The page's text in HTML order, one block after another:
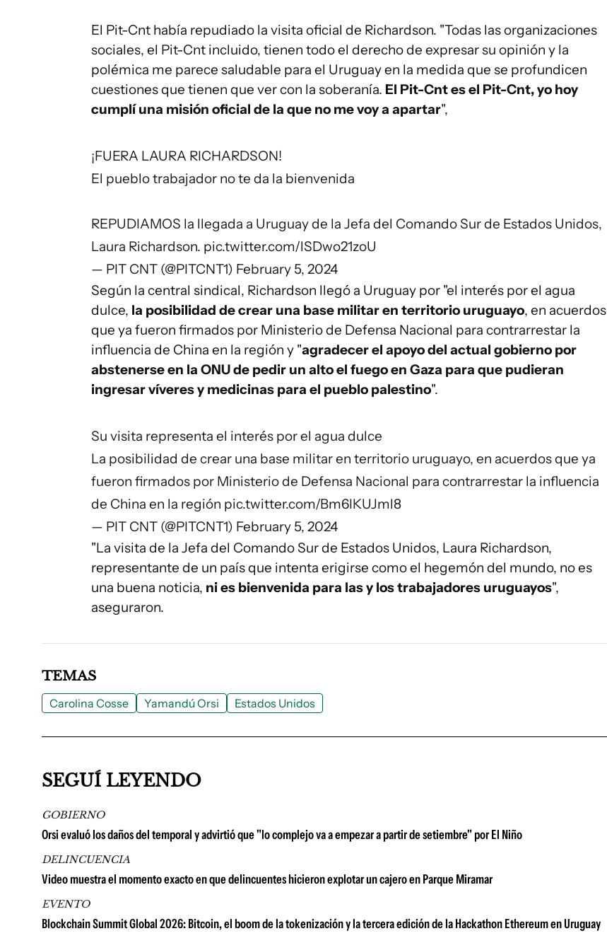
El Pit-Cnt había repudiado la visita oficial de Richardson. "Todas las organizaciones
sociales, el Pit-Cnt incluido, tienen todo el derecho de expresar su opinión y la
polémica me parece saludable para el Uruguay en la medida que se profundicen
cuestiones que tienen que ver con la soberanía. El Pit-Cnt es el Pit-Cnt, yo hoy
cumplí una misión oficial de la que no me voy a apartar",
¡FUERA LAURA RICHARDSON!
El pueblo trabajador no te da la bienvenida
REPUDIAMOS la llegada a Uruguay de la Jefa del Comando Sur de Estados Unidos,
Laura Richardson. pic.twitter.com/lSDwo21zoU
— PIT CNT (@PITCNT1) February 5, 2024
Según la central sindical, Richardson llegó a Uruguay por "el interés por el agua
dulce, la posibilidad de crear una base militar en territorio uruguayo, en acuerdos
que ya fueron firmados por Ministerio de Defensa Nacional para contrarrestar la
influencia de China en la región y "agradecer el apoyo del actual gobierno por
abstenerse en la ONU de pedir un alto el fuego en Gaza para que pudieran
ingresar víveres y medicinas para el pueblo palestino".
Su visita representa el interés por el agua dulce
La posibilidad de crear una base militar en territorio uruguayo, en acuerdos que ya
fueron firmados por Ministerio de Defensa Nacional para contrarrestar la influencia
de China en la región pic.twitter.com/Bm6IKUJml8
— PIT CNT (@PITCNT1) February 5, 2024
"La visita de la Jefa del Comando Sur de Estados Unidos, Laura Richardson,
representante de un país que intenta erigirse como el hegemón del mundo, no es
una buena noticia, ni es bienvenida para las y los trabajadores uruguayos",
aseguraron.
TEMAS
Carolina Cosse Yamandú Orsi Estados Unidos
SEGUÍ LEYENDO
GOBIERNO
Orsi evaluó los daños del temporal y advirtió que "lo complejo va a empezar a partir de setiembre" por El Niño
DELINCUENCIA
Video muestra el momento exacto en que delincuentes hicieron explotar un cajero en Parque Miramar
EVENTO
Blockchain Summit Global 2026: Bitcoin, el boom de la tokenización y la tercera edición de la Hackathon Ethereum en Uruguay